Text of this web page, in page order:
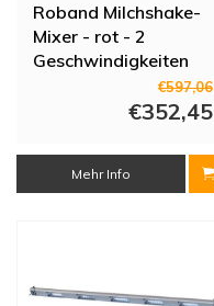
Roband Milchshake-
Mixer - rot - 2
Geschwindigkeiten
€597,06
€352,45
Mehr Info